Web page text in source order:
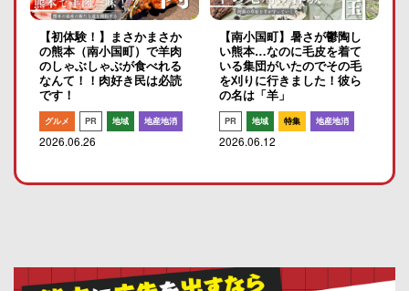
【初体験！】まさかまさか
の熊本（南小国町）で羊肉
のしゃぶしゃぶが食べれる
なんて！！肉好き民は必読
です！
グルメ PR 地域 地産地消
2026.06.26
【南小国町】暑さが鬱陶し
い熊本…なのに毛皮を着て
いる集団がいたのでその毛
を刈りに行きました！彼ら
の名は「羊」
PR 地域 特集 地産地消
2026.06.12